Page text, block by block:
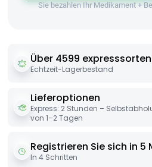
Sie bezahlen Ihr Medikament +
Über 4599 expresssorten
Echtzeit-Lagerbestand
Lieferoptionen
Express: 2 Stunden –
von 1–2 Tagen
Registrieren Sie sich in 5
In 4 Schritten